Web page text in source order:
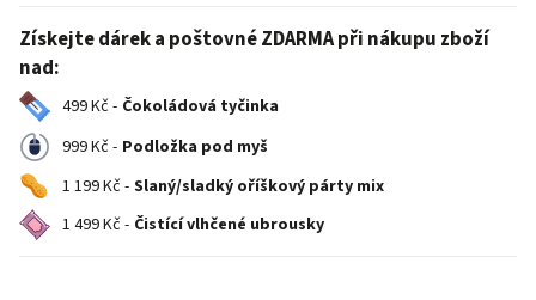
Získejte dárek a poštovné ZDARMA při nákupu zboží
nad:
499 Kč - Čokoládová tyčinka
999 Kč - Podložka pod myš
1 199 Kč - Slaný/sladký oříškový párty mix
1 499 Kč - Čistící vlhčené ubrousky